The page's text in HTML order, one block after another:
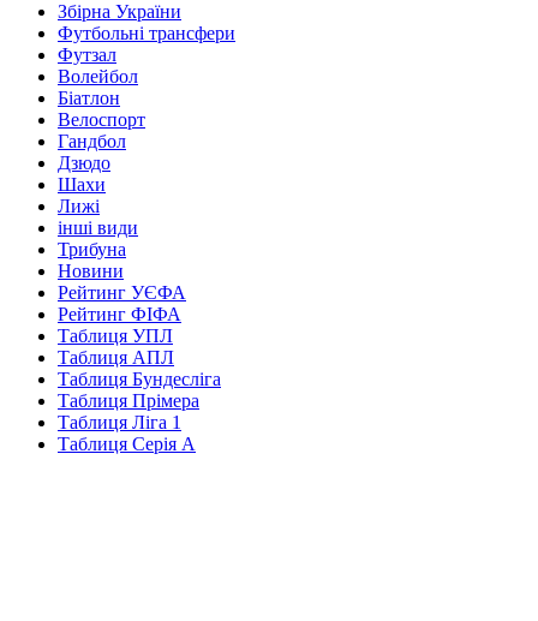
Збірна України
Футбольні трансфери
Футзал
Волейбол
Біатлон
Велоспорт
Гандбол
Дзюдо
Шахи
Лижі
інші види
Трибуна
Новини
Рейтинг УЄФА
Рейтинг ФІФА
Таблиця УПЛ
Таблиця АПЛ
Таблиця Бундесліга
Таблиця Прімера
Таблиця Ліга 1
Таблиця Серія А